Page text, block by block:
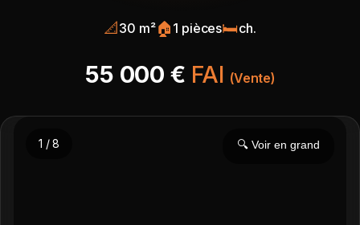
📐30 m²🏠 1 pièces🛏️ch.
55 000 € FAI (Vente)
1 / 8 🔍 Voir en grand